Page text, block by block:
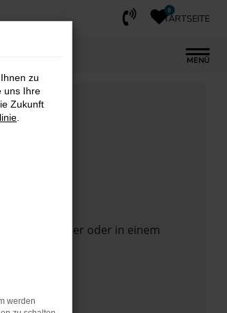
0
STARTSEITE
MENÜ
Browser oder in einem
zu
uns Ihre
Zukunft
werden